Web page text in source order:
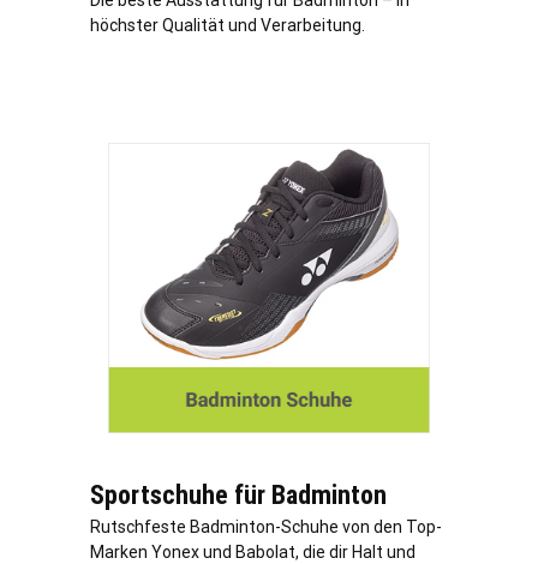
höchster Qualität und Verarbeitung.
Sportschuhe für Badminton
Rutschfeste Badminton-Schuhe von den Top-
Marken Yonex und Babolat, die dir Halt und